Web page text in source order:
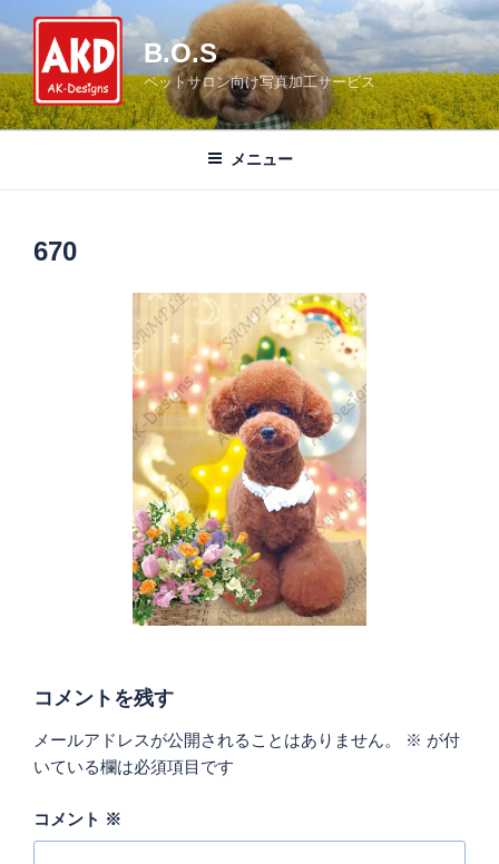
ン
ン
ツ
B.O.S
ペットサロン向け写真加工サービス
メニュー
670
コメントを残す
メールアドレスが公開されることはありません。 ※ が付
いている欄は必須項目です
コメント ※